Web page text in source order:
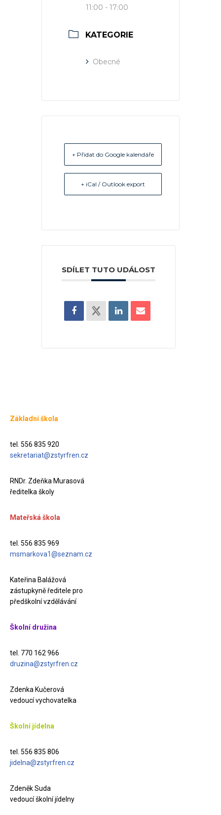
11:00 - 17:00
KATEGORIE
Obecné
+ Přidat do Google kalendáře
+ iCal / Outlook export
SDÍLET TUTO UDÁLOST
Základní škola
tel. 556 835 920
sekretariat@zstyrfren.cz
RNDr. Zdeňka Murasová
ředitelka školy
Mateřská škola
tel. 556 835 969
msmarkova1@seznam.cz
Kateřina Balážová
zástupkyně ředitele pro
předškolní vzdělávání
Školní družina
tel. 770 162 966
druzina@zstyrfren.cz
Zdenka Kučerová
vedoucí vychovatelka
Školní jídelna
tel. 556 835 806
jidelna@zstyrfren.cz
Zdeněk Suda
vedoucí školní jídelny